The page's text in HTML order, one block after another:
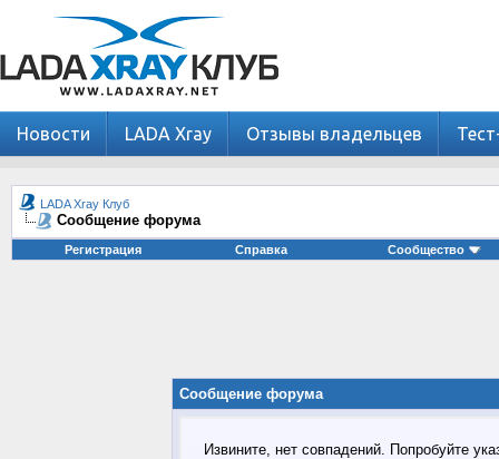
Новости LADA Xray Отзывы владельцев
LADA Xray Клуб
Сообщение форума
Регистрация Справка Сообщество
Сообщение форума
Извините, нет совпадений. Попробуйте